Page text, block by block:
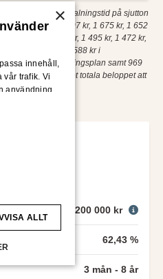
med en återbetalningstid på sjutton
om 2 957 kr, 1 697 kr, 1 675 kr, 1 652
kr, 1 540 kr, 1 517 kr, 1 495 kr, 1 472 kr,
samt 1 360 kr) och 588 kr i
för avbetalningsplan samt 969
totalt 62,43 %. Det totala beloppet att
2 000 - 200 000 kr
62,43 %
3 mån - 8 år
×
innehåll,
vår trafik. Vi
användning
den med
från din
ALLT